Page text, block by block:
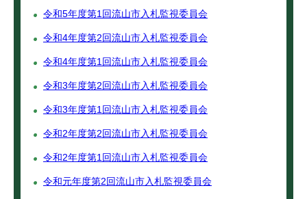
令和5年度第1回流山市入札監視委員会
令和4年度第2回流山市入札監視委員会
令和4年度第1回流山市入札監視委員会
令和3年度第2回流山市入札監視委員会
令和3年度第1回流山市入札監視委員会
令和2年度第2回流山市入札監視委員会
令和2年度第1回流山市入札監視委員会
令和元年度第2回流山市入札監視委員会